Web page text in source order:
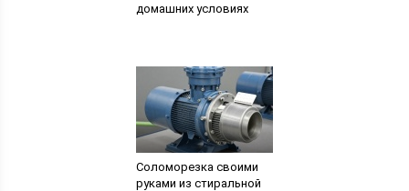
домашних условиях
Соломорезка своими
руками из стиральной